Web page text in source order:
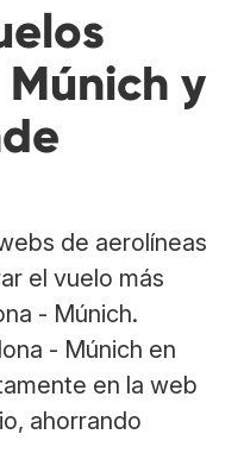
y
de aerolíneas
el vuelo más
- Múnich.
- Múnich en
en la web
ahorrando